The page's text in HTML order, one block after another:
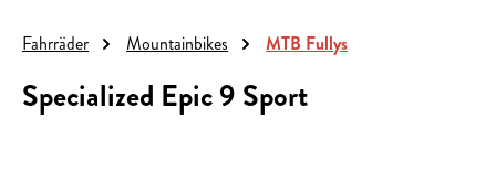
Fahrräder Mountainbikes MTB Fullys
Specialized Epic 9 Sport